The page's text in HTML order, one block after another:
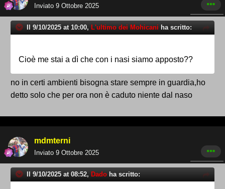
Inviato 9 Ottobre 2025
Il 9/10/2025 at 10:00, L'ultimo dei Mohicani ha scritto:
Cioè me stai a dì che con i nasi siamo apposto??
no in certi ambienti bisogna stare sempre in guardia,ho
detto solo che per ora non è caduto niente dal naso
mdmterni
Inviato 9 Ottobre 2025
Il 9/10/2025 at 08:52, Dado ha scritto: